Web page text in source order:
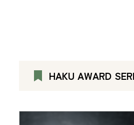
HAKU AWARD